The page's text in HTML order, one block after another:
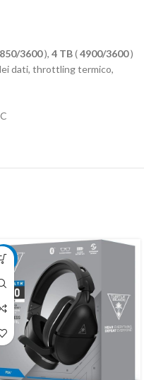
3600), 4 TB(4900/3600)
dati, throttling termico,